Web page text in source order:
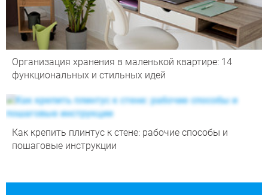
Организация хранения в маленькой квартире: 14
функциональных и стильных идей
Как крепить плинтус к стене: рабочие способы и
пошаговые инструкции